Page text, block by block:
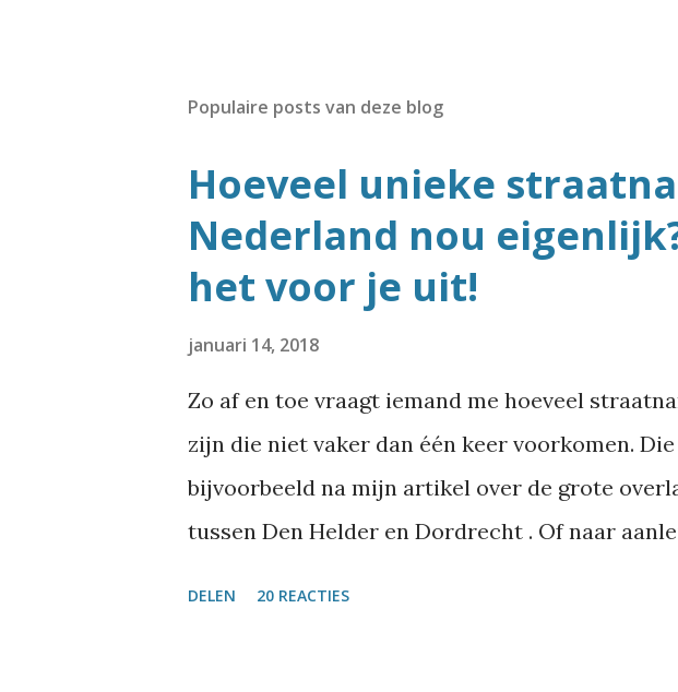
Populaire posts van deze blog
Hoeveel unieke
Nederland nou
het voor je uit!
januari 14, 2018
Zo af en toe vraagt iemand me hoeveel
zijn die niet vaker dan één keer voorkomen.
bijvoorbeeld na mijn artikel over de grote
tussen Den Helder en Dordrecht . Of naar
DELEN 20 REACTIES